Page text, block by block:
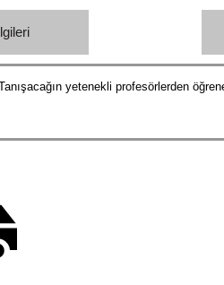
yetenekli profesörlerden